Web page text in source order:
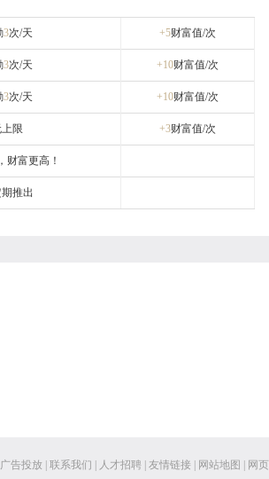
3次/天 +5财富值/次
3次/天 +10财富值/次
3次/天 +10财富值/次
限 +3财富值/次
财富更高！
推出
广告投放 联系我们 人才招聘 友情链接 网站地图 网